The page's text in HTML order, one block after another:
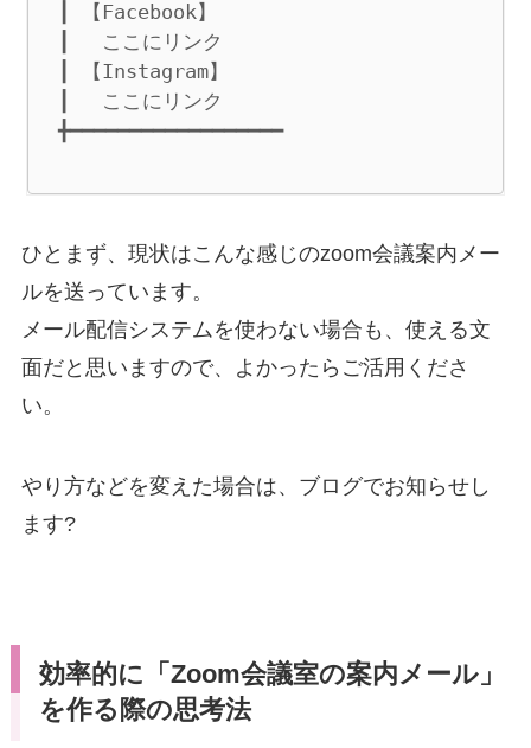
┃ 【Facebook】
┃　 ここにリンク
┃ 【Instagram】
┃　 ここにリンク
╋━━━━━━━━━━━━━━━━━━
ひとまず、現状はこんな感じのzoom会議案内メー
ルを送っています。
メール配信システムを使わない場合も、使える文
面だと思いますので、よかったらご活用くださ
い。
やり方などを変えた場合は、ブログでお知らせし
ます?‍
効率的に「Zoom会議室の案内メール」
を作る際の思考法